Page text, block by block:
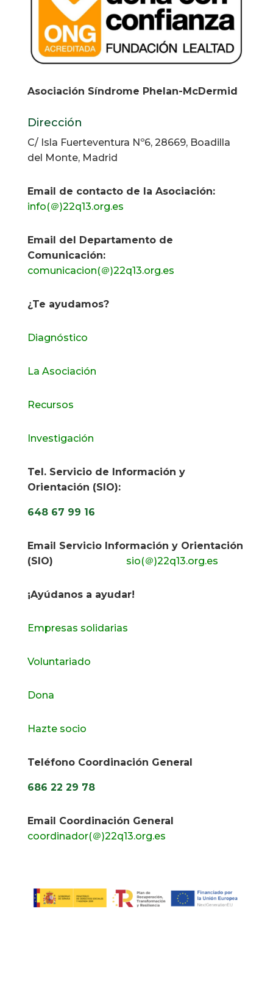
Asociación Síndrome Phelan-McDermid
Dirección
C/ Isla Fuerteventura Nº6, 28669, Boadilla
del Monte, Madrid
Email de contacto de la Asociación:
info(＠)22q13.org.es
Email del Departamento de
Comunicación:
comunicacion(＠)22q13.org.es
¿Te ayudamos?
Diagnóstico
La Asociación
Recursos
Investigación
Tel. Servicio de Información y
Orientación (SIO):
648 67 99 16
Email Servicio Información y Orientación
(SIO) sio(＠)22q13.org.es
¡Ayúdanos a ayudar!
Empresas solidarias
Voluntariado
Dona
Hazte socio
Teléfono Coordinación General
686 22 29 78
Email Coordinación General
coordinador(＠)22q13.org.es